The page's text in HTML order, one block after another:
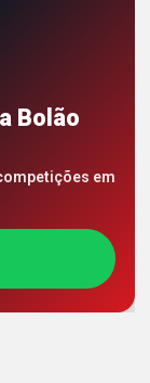
Bolão
em